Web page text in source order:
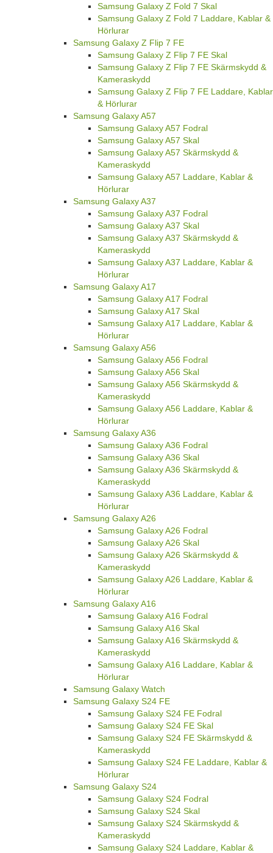
Samsung Galaxy Z Fold 7 Skal
Samsung Galaxy Z Fold 7 Laddare, Kablar &
Hörlurar
Samsung Galaxy Z Flip 7 FE
Samsung Galaxy Z Flip 7 FE Skal
Samsung Galaxy Z Flip 7 FE Skärmskydd &
Kameraskydd
Samsung Galaxy Z Flip 7 FE Laddare, Kablar
& Hörlurar
Samsung Galaxy A57
Samsung Galaxy A57 Fodral
Samsung Galaxy A57 Skal
Samsung Galaxy A57 Skärmskydd &
Kameraskydd
Samsung Galaxy A57 Laddare, Kablar &
Hörlurar
Samsung Galaxy A37
Samsung Galaxy A37 Fodral
Samsung Galaxy A37 Skal
Samsung Galaxy A37 Skärmskydd &
Kameraskydd
Samsung Galaxy A37 Laddare, Kablar &
Hörlurar
Samsung Galaxy A17
Samsung Galaxy A17 Fodral
Samsung Galaxy A17 Skal
Samsung Galaxy A17 Laddare, Kablar &
Hörlurar
Samsung Galaxy A56
Samsung Galaxy A56 Fodral
Samsung Galaxy A56 Skal
Samsung Galaxy A56 Skärmskydd &
Kameraskydd
Samsung Galaxy A56 Laddare, Kablar &
Hörlurar
Samsung Galaxy A36
Samsung Galaxy A36 Fodral
Samsung Galaxy A36 Skal
Samsung Galaxy A36 Skärmskydd &
Kameraskydd
Samsung Galaxy A36 Laddare, Kablar &
Hörlurar
Samsung Galaxy A26
Samsung Galaxy A26 Fodral
Samsung Galaxy A26 Skal
Samsung Galaxy A26 Skärmskydd &
Kameraskydd
Samsung Galaxy A26 Laddare, Kablar &
Hörlurar
Samsung Galaxy A16
Samsung Galaxy A16 Fodral
Samsung Galaxy A16 Skal
Samsung Galaxy A16 Skärmskydd &
Kameraskydd
Samsung Galaxy A16 Laddare, Kablar &
Hörlurar
Samsung Galaxy Watch
Samsung Galaxy S24 FE
Samsung Galaxy S24 FE Fodral
Samsung Galaxy S24 FE Skal
Samsung Galaxy S24 FE Skärmskydd &
Kameraskydd
Samsung Galaxy S24 FE Laddare, Kablar &
Hörlurar
Samsung Galaxy S24
Samsung Galaxy S24 Fodral
Samsung Galaxy S24 Skal
Samsung Galaxy S24 Skärmskydd &
Kameraskydd
Samsung Galaxy S24 Laddare, Kablar &